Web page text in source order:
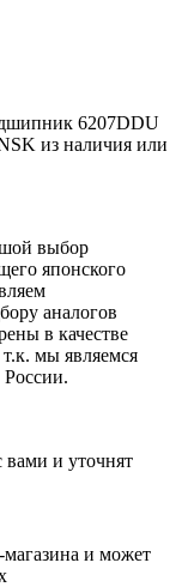
6207DDU
из наличия или
выбор
японского
аналогов
в качестве
мы являемся
вами и уточнят
магазина и может